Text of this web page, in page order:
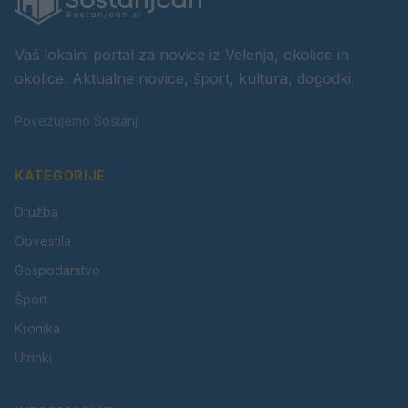
Vaš lokalni portal za novice iz Velenja, okolice in
okolice. Aktualne novice, šport, kultura, dogodki.
Povezujemo Šoštanj.
KATEGORIJE
Družba
Obvestila
Gospodarstvo
Šport
Kronika
Utrinki